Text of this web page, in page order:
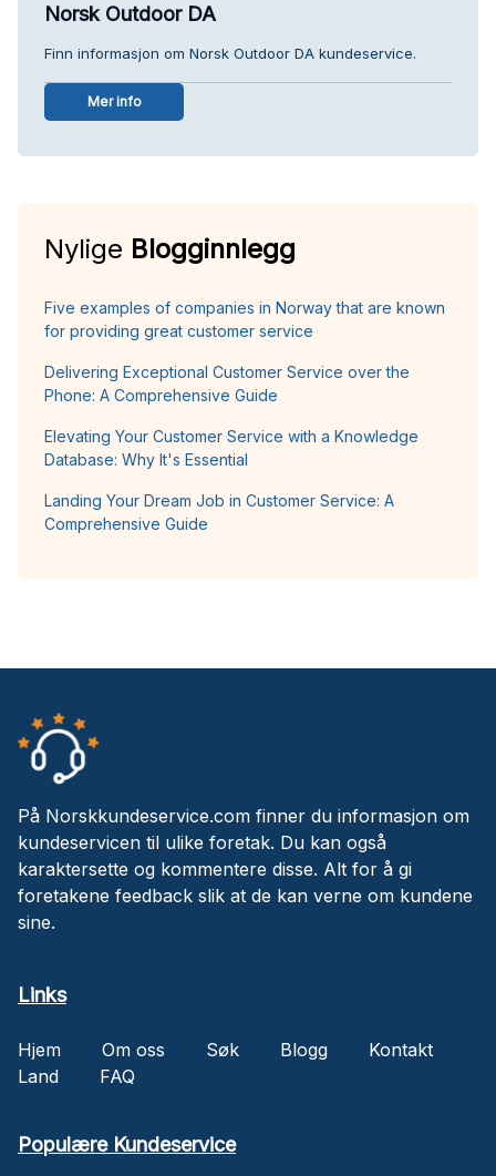
Norsk Outdoor DA
Finn informasjon om Norsk Outdoor DA kundeservice.
Mer info
Nylige Blogginnlegg
Five examples of companies in Norway that are known
for providing great customer service
Delivering Exceptional Customer Service over the
Phone: A Comprehensive Guide
Elevating Your Customer Service with a Knowledge
Database: Why It's Essential
Landing Your Dream Job in Customer Service: A
Comprehensive Guide
På Norskkundeservice.com finner du informasjon om
kundeservicen til ulike foretak. Du kan også
karaktersette og kommentere disse. Alt for å gi
foretakene feedback slik at de kan verne om kundene
sine.
Links
Hjem Om oss Søk Blogg
Kontakt
Land
FAQ
Populære Kundeservice